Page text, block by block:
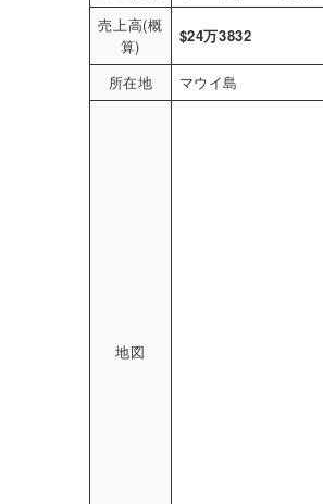
売上高(概
算)
$24万3832
所在地 マウイ島
地図